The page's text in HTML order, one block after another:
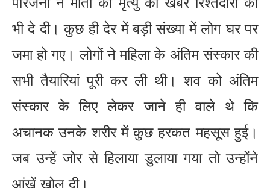
भी दे दी। कुछ ही देर में बड़ी संख्या में लोग घर पर
जमा हो गए। लोगों ने महिला के अंतिम संस्कार की
सभी तैयारियां पूरी कर ली थी। शव को अंतिम
संस्कार के लिए लेकर जाने ही वाले थे कि
अचानक उनके शरीर में कुछ हरकत महसूस हुई।
जब उन्हें जोर से हिलाया डुलाया गया तो उन्होंने
आंखें खोल दी।